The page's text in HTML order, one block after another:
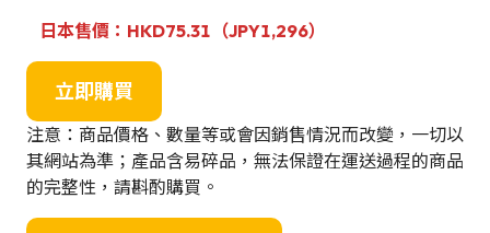
日本售價：HKD75.31（JPY1,296）
立即購買
注意：商品價格、數量等或會因銷售情況而改變，一切以
其網站為準；產品含易碎品，無法保證在運送過程的商品
的完整性，請斟酌購買。